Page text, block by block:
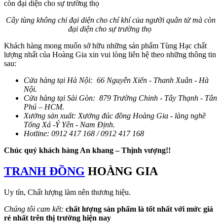
Cây tùng không chỉ đại diện cho chí khí của người quân tử mà còn
đại diện cho sự trường thọ
Khách hàng mong muốn sở hữu những sản phẩm Tùng Hạc chất
lượng nhất của Hoàng Gia xin vui lòng liên hệ theo những thông tin
sau:
Cửa hàng tại Hà Nội: 66 Nguyễn Xiển - Thanh Xuân - Hà
Nội.
Cửa hàng tại Sài Gòn: 879 Trường Chinh - Tây Thạnh - Tân
Phú – HCM.
Xưởng sản xuất: Xưởng đúc đồng Hoàng Gia - làng nghề
Tống Xá -Ý Yên - Nam Định.
Hotline: 0912 417 168 / 0912 417 168
Chúc quý khách hàng An khang – Thịnh vượng!!
TRANH ĐỒNG HOÀNG GIA
Uy tín, Chất lượng làm nên thương hiệu.
Chúng tôi cam kết: chất lượng sản phẩm là tốt nhất với mức giá
rẻ nhất trên thị trường hiện nay